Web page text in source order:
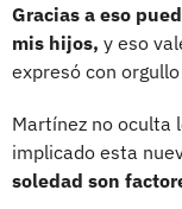
Gracias a eso
mis hijos, y eso
expresó con
Martínez no oculta
implicado esta
soledad son